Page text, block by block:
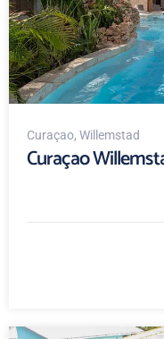
Curaçao, Willemstad
Curaçao